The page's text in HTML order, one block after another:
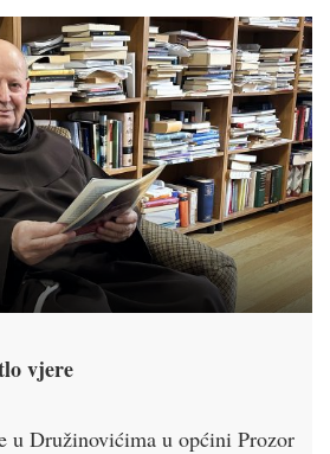
vjere
u Družinovićima u općini Prozor